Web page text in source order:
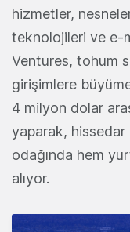
hizmetler,
teknolojileri ve e-
Ventures, tohum
girişimlere
4 milyon dolar
yaparak, hissedar
odağında hem
alıyor.